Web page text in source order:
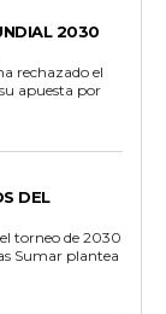
2030
rechazado el
apuesta por
DEL
torneo de 2030
Sumar plantea